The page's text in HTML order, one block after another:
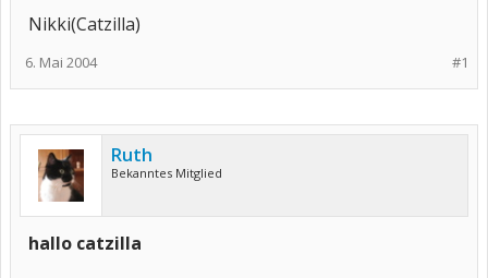
Nikki(Catzilla)
#1
6. Mai 2004
Ruth
Bekanntes Mitglied
hallo catzilla